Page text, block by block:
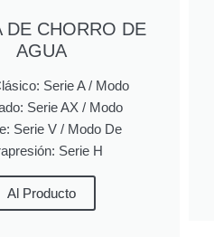
DE CHORRO DE
AGUA
Serie A / Modo
Serie AX / Modo
Serie V / Modo De
Serie H
Al Producto